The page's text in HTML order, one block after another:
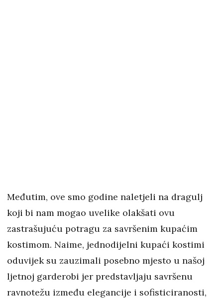
Međutim, ove smo godine naletjeli na dragulj
koji bi nam mogao uvelike olakšati ovu
zastrašujuću potragu za savršenim kupaćim
kostimom. Naime, jednodijelni kupaći kostimi
oduvijek su zauzimali posebno mjesto u našoj
ljetnoj garderobi jer predstavljaju savršenu
ravnotežu između elegancije i sofisticiranosti,